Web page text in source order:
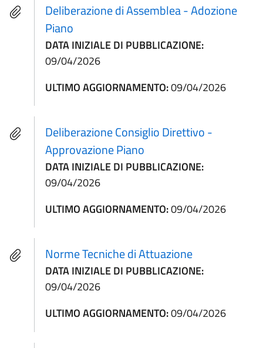
Deliberazione di Assemblea - Adozione
Piano
DATA INIZIALE DI PUBBLICAZIONE:
09/04/2026
ULTIMO AGGIORNAMENTO:09/04/2026
Deliberazione Consiglio Direttivo -
Approvazione Piano
DATA INIZIALE DI PUBBLICAZIONE:
09/04/2026
ULTIMO AGGIORNAMENTO:09/04/2026
Norme Tecniche di Attuazione
DATA INIZIALE DI PUBBLICAZIONE:
09/04/2026
ULTIMO AGGIORNAMENTO:09/04/2026